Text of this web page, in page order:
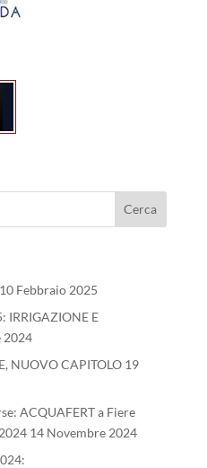
10 Febbraio 2025
IRRIGAZIONE E
2024
NUOVO CAPITOLO 19
ACQUAFERT a Fiere
14 Novembre 2024